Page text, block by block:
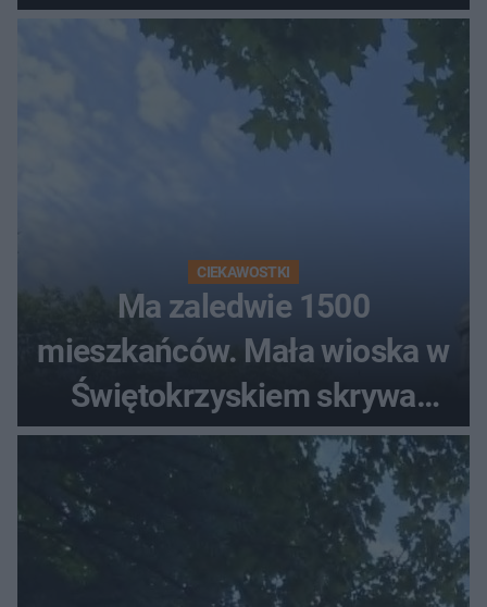
ludzi
CIEKAWOSTKI
Ma zaledwie 1500
mieszkańców. Mała wioska w
Świętokrzyskiem skrywa
zabytki, bywał tu nawet król